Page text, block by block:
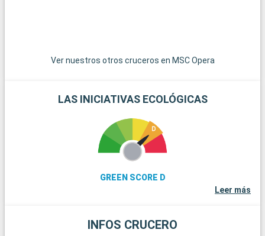
Ver nuestros otros cruceros en MSC Opera
LAS INICIATIVAS ECOLÓGICAS
GREEN SCORE D
Leer más
INFOS CRUCERO